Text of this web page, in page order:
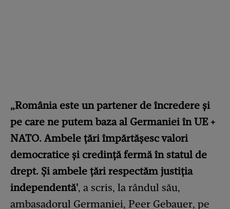
„România este un partener de încredere și
pe care ne putem baza al Germaniei în UE +
NATO. Ambele țări împărtășesc valori
democratice și credință fermă în statul de
drept. Și ambele țări respectăm justiția
independentă', a scris, la rândul său,
ambasadorul Germaniei, Peer Gebauer, pe